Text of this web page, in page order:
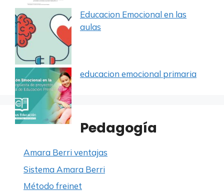
Educacion Emocional en las
aulas
educacion emocional primaria
Pedagogía
Amara Berri ventajas
Sistema Amara Berri
Método freinet